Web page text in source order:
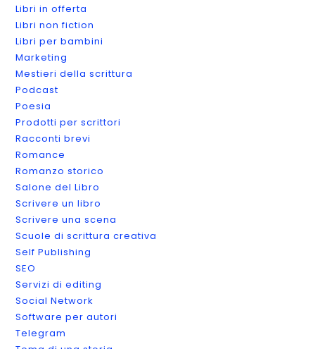
Libri in offerta
Libri non fiction
Libri per bambini
Marketing
Mestieri della scrittura
Podcast
Poesia
Prodotti per scrittori
Racconti brevi
Romance
Romanzo storico
Salone del Libro
Scrivere un libro
Scrivere una scena
Scuole di scrittura creativa
Self Publishing
SEO
Servizi di editing
Social Network
Software per autori
Telegram